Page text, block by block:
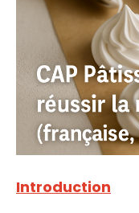
Introduction